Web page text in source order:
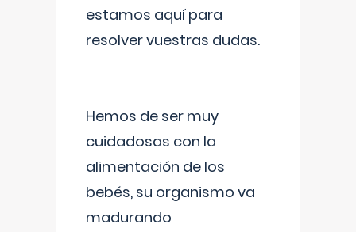
estamos aquí para
resolver vuestras dudas.
Hemos de ser muy
cuidadosas con la
alimentación de los
bebés, su organismo va
madurando